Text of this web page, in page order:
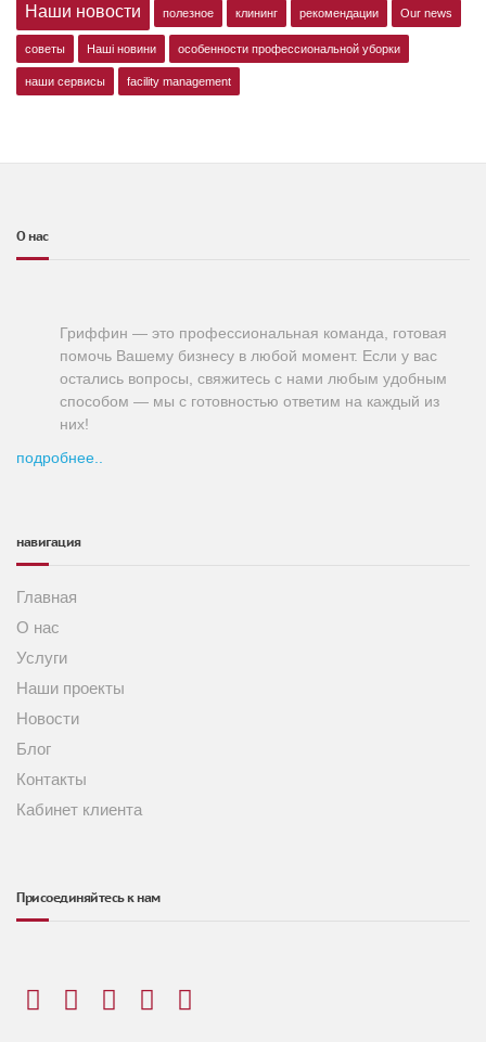
Наши новости полезное клининг рекомендации Our news
советы Наші новини особенности профессиональной уборки
наши сервисы facility management
О нас
Гриффин — это профессиональная команда, готовая
помочь Вашему бизнесу в любой момент. Если у вас
остались вопросы, свяжитесь с нами любым удобным
способом — мы с готовностью ответим на каждый из
них!
подробнее..
навигация
Главная
О нас
Услуги
Наши проекты
Новости
Блог
Контакты
Кабинет клиента
Присоединяйтесь к нам